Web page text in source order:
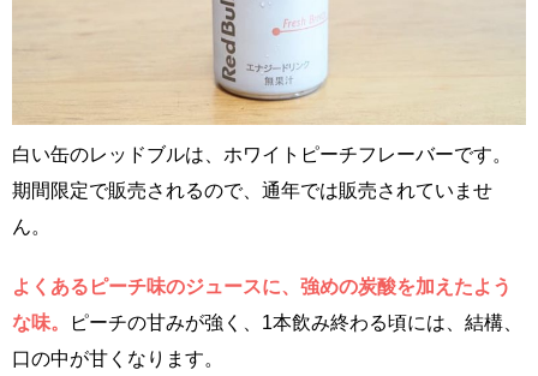
白い缶のレッドブルは、ホワイトピーチフレーバーです。
期間限定で販売されるので、通年では販売されていませ
ん。
よくあるピーチ味のジュースに、強めの炭酸を加えたよう
な味。
ピーチの甘みが強く、1本飲み終わる頃には、結構、
口の中が甘くなります。